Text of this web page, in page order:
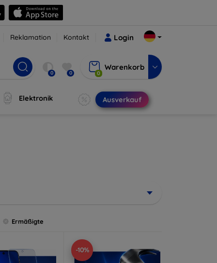
Reklamation Kontakt Login
0 0 0
Warenkorb
Elektronik Ausverkauf
Ermäßigte
-10%